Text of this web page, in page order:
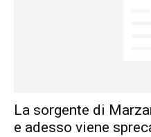
La sorgente di
e adesso viene